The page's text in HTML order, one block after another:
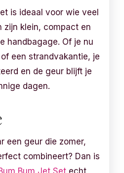
is ideaal voor wie veel
zijn klein, compact en
handbagage. Of je nu
een strandvakantie, je
en de geur blijft je
dagen.
een geur die zomer,
combineert? Dan is